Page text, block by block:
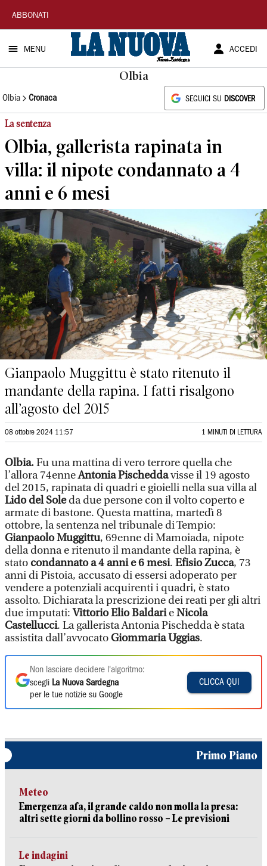
La
Nuova
Sardegna
ABBONATI
MENU ACCEDI
Olbia
Olbia Cronaca SEGUICI SU DISCOVER
La sentenza
Olbia, gallerista rapinata in
villa: il nipote condannato a 4
anni e 6 mesi
Gianpaolo Muggittu è stato ritenuto il
mandante della rapina. I fatti risalgono
all’agosto del 2015
08 ottobre 2024 11:57 1 MINUTI DI LETTURA
Olbia.Fu una mattina di vero terrore quella che
l’allora 74enneAntonia Pischeddavisse il 19 agosto
del 2015, rapinata di quadri e gioielli nella sua villa al
Lido del Soleda due persone con il volto coperto e
armate di bastone. Questa mattina, martedì 8
ottobre, la sentenza nel tribunale di Tempio:
Gianpaolo Muggittu, 69enne di Mamoiada, nipote
della donna e ritenuto il mandante della rapina, è
stato condannato a 4 anni e 6 mesi. Efisio Zucca, 73
anni di Pistoia, accusato di essersi adoperato per
vendere a potenziali acquirenti i quadri, è stato
assolto. Dichiarata la prescrizione dei reati per gli altri
due imputati:Vittorio Elio BaldarieNicola
Castellucci. La gallerista Antonia Pischedda è stata
assistita dall’avvocatoGiommaria Uggias.
Non lasciare decidere l'algoritmo:
scegli La Nuova Sardegna
per le tue notizie su Google
CLICCA QUI
Primo Piano
Meteo
Emergenza afa, il grande caldo non molla la presa:
altri sette giorni da bollino rosso – Le previsioni
Le indagini